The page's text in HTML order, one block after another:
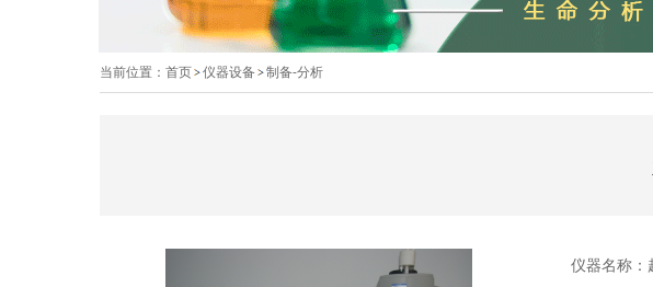
当前位置： 首页 仪器设备 制备-分析
仪器名称：